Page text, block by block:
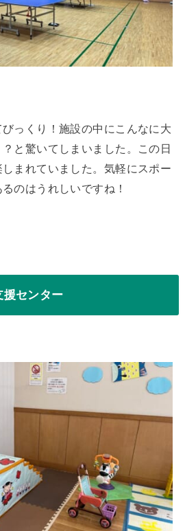
っくり！施設の中にこんなに大
と驚いてしまいました。この日
まれていました。気軽にスポー
のはうれしいですね！
援センター